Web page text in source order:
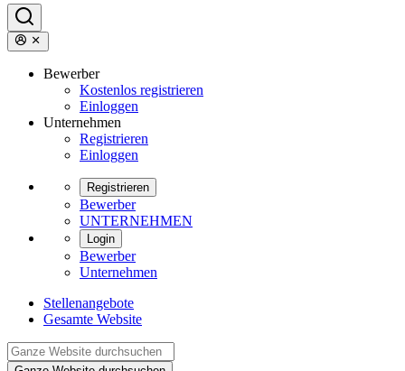
Bewerber
Kostenlos registrieren
Einloggen
Unternehmen
Registrieren
Einloggen
Registrieren
Bewerber
UNTERNEHMEN
Login
Bewerber
Unternehmen
Stellenangebote
Gesamte Website